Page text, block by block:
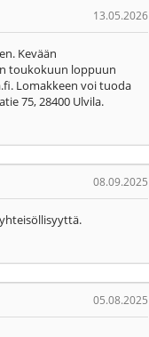
13.05.2026
Kevään
toukokuun loppuun
. Lomakkeen voi tuoda
75, 28400 Ulvila.
08.09.2025
05.08.2025